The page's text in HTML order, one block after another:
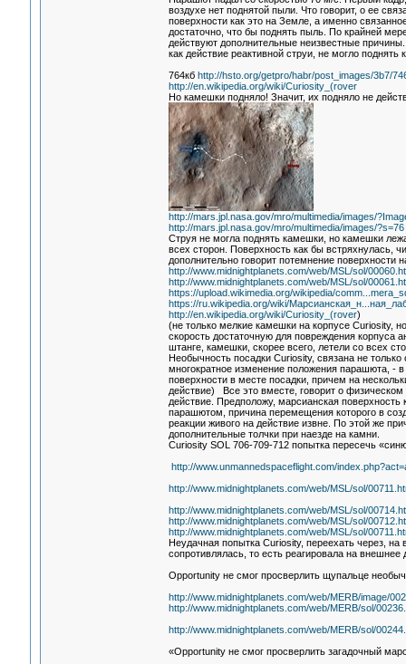
воздухе нет поднятой пыли. Что говорит, о ее
поверхности как это на Земле, а именно
достаточно, что бы поднять пыль. По крайней
действуют дополнительные неизвестные
как действие реактивной струи, не могло поднять
764кб http://hsto.org/getpro/habr/post_images/3b7/
http://en.wikipedia.org/wiki/Curiosity_(rover
Но камешки подняло! Значит, их подняло не
http://mars.jpl.nasa.gov/mro/multimedia/images/
http://mars.jpl.nasa.gov/mro/multimedia/images/?s=76
Струя не могла поднять камешки, но камешки
всех сторон. Поверхность как бы встряхнулась,
дополнительно говорит потемнение поверхности
http://www.midnightplanets.com/web/MSL/sol/
http://www.midnightplanets.com/web/MSL/sol/
https://upload.wikimedia.org/wikipedia/
https://ru.wikipedia.org/wiki/
http://en.wikipedia.org/wiki/Curiosity_(rover)
(не только мелкие камешки на корпусе Curiosity,
скорость достаточную для повреждения корпуса
штанге, камешки, скорее всего, летели со всех
Необычность посадки Curiosity, связана не
многократное изменение положения парашюта, -
поверхности в месте посадки, причем на
действие) Все это вместе, говорит о
действие. Предположу, марсианская
парашютом, причина перемещения которого в
реакции живого на действие извне. По этой же
дополнительные толчки при наезде на камни.
Curiosity SOL 706-709-712 попытка пересечь
http://www.unmannedspaceflight.com/
http://www.midnightplanets.com/web/MSL/sol/
http://www.midnightplanets.com/web/MSL/sol/
http://www.midnightplanets.com/web/MSL/sol/
http://www.midnightplanets.com/web/MSL/sol/
Неудачная попытка Curiosity, переехать через,
сопротивлялась, то есть реагировала на
Opportunity не смог просверлить щупальце
http://www.midnightplanets.com/web/MERB/image/
http://www.midnightplanets.com/web/MERB/sol/
http://www.midnightplanets.com/web/MERB/sol/
«Opportunity не смог просверлить загадочный